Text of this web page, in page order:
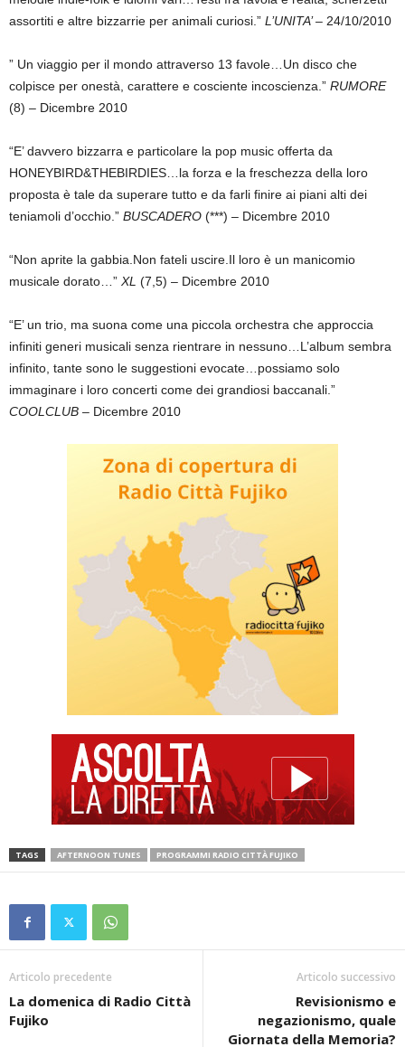
assortiti e altre bizzarrie per animali curiosi.” L’UNITA’ – 24/10/2010
” Un viaggio per il mondo attraverso 13 favole…Un disco che
colpisce per onestà, carattere e cosciente incoscienza.” RUMORE
(8) – Dicembre 2010
“E’ davvero bizzarra e particolare la pop music offerta da
HONEYBIRD&THEBIRDIES…la forza e la freschezza della loro
proposta è tale da superare tutto e da farli finire ai piani alti dei
teniamoli d’occhio.” BUSCADERO (***) – Dicembre 2010
“Non aprite la gabbia.Non fateli uscire.Il loro è un manicomio
musicale dorato…” XL (7,5) – Dicembre 2010
“E’ un trio, ma suona come una piccola orchestra che approccia
infiniti generi musicali senza rientrare in nessuno…L’album sembra
infinito, tante sono le suggestioni evocate…possiamo solo
immaginare i loro concerti come dei grandiosi baccanali.”
COOLCLUB – Dicembre 2010
TAGS AFTERNOON TUNES PROGRAMMI RADIO CITTÀ FUJIKO
Articolo precedente
La domenica di Radio Città
Fujiko
Articolo successivo
Revisionismo e
negazionismo, quale
Giornata della Memoria?